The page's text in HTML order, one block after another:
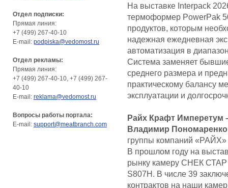
Отдел подписки:
Прямая линия:
+7 (499) 267-40-10
E-mail: podpiska@vedomost.ru
Отдел рекламы:
Прямая линия:
+7 (499) 267-40-10, +7 (499) 267-
40-10
E-mail: reklama@vedomost.ru
Вопросы работы портала:
E-mail: support@meatbranch.com
На выставке Interpack
термоформер PowerPak
продуктов, которым
надежная ежедневная
автоматизация в
Система заменяет
среднего размера и
практическому балансу
эксплуатации и
Райх Крафт Имперетум
Владимир Пономаренко
группы компаний «РАЙХ»
В прошлом году на
рынку камеру СНЕК
S807H. В числе 39
контрактов на наши